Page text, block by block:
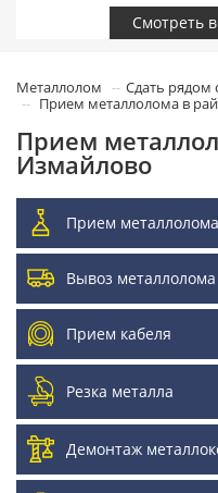
Смотреть
Металлолом
Сдать рядом
Прием металлолома в
Прием
Измайлово
Прием металлолома
Вывоз металлолома
Прием кабеля
Резка металла
Демонтаж